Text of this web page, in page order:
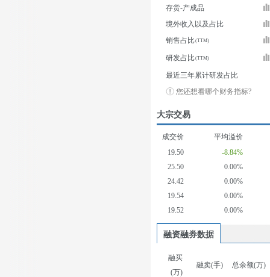
存货-产成品
境外收入以及占比
销售占比
研发占比
最近三年累计研发占比
您还想看哪个财务指标?
大宗交易
成交价
平均溢价
19.50
-8.84%
25.50
0.00%
24.42
0.00%
19.54
0.00%
19.52
0.00%
融资融券数据
融买
(万)
融卖(手) 总余额(万)